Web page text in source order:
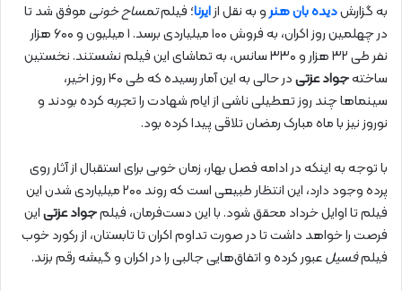
به گزارشدیده بان هنرو به نقل ازایرنا؛ فیلمتمساح خونیموفق شد تا
در چهلمین روز اکران، به فروش ۱۰۰ میلیاردی برسد. ۱ میلیون و ۶۰۰ هزار
نفر طی ۳۲ هزار و ۳۳۰ سانس، به تماشای این فیلم نشستند. نخستین
ساختهجواد عزتی
در حالی به این آمار رسیده که طی ۴۰ روز اخیر،
سینماها چند روز تعطیلی ناشی از ایام شهادت را تجربه کرده بودند و
نوروز نیز با ماه مبارک رمضان تلاقی پیدا کرده بود.
با توجه به اینکه در ادامه فصل بهار، زمان خوبی برای استقبال از آثار روی
پرده وجود دارد، این انتظار طبیعی است که روند ۲۰۰ میلیاردی شدن این
فیلم تا اوایل خرداد محقق شود. با این دست‌فرمان، فیلمجواد عزتیاین
فرصت را خواهد داشت تا در صورت تداوم اکران تا تابستان، از رکورد خوب
فیلمفسیلعبور کرده و اتفاق‌هایی جالبی را در اکران و گیشه رقم بزند.